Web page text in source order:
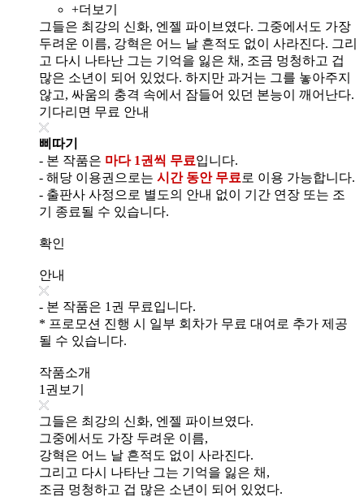
+더보기
그들은 최강의 신화, 엔젤 파이브였다. 그중에서도 가장
두려운 이름, 강혁은 어느 날 흔적도 없이 사라진다. 그리
고 다시 나타난 그는 기억을 잃은 채, 조금 멍청하고 겁
많은 소년이 되어 있었다. 하지만 과거는 그를 놓아주지
않고, 싸움의 충격 속에서 잠들어 있던 본능이 깨어난다.
기다리면 무료 안내
삐따기
- 본 작품은 마다 1권씩 무료입니다.
- 해당 이용권으로는 시간 동안 무료 로 이용 가능합니다.
- 출판사 사정으로 별도의 안내 없이 기간 연장 또는 조
기 종료될 수 있습니다.
확인
안내
- 본 작품은 1권 무료입니다.
* 프로모션 진행 시 일부 회차가 무료 대여로 추가 제공
될 수 있습니다.
작품소개
1권보기
그들은 최강의 신화, 엔젤 파이브였다.
그중에서도 가장 두려운 이름,
강혁은 어느 날 흔적도 없이 사라진다.
그리고 다시 나타난 그는 기억을 잃은 채,
조금 멍청하고 겁 많은 소년이 되어 있었다.